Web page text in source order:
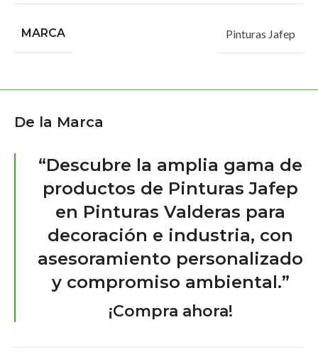
MARCA Pinturas Jafep
De la Marca
“Descubre la amplia gama de
productos de Pinturas Jafep
en Pinturas Valderas para
decoración e industria, con
asesoramiento personalizado
y compromiso ambiental.”
¡Compra ahora!